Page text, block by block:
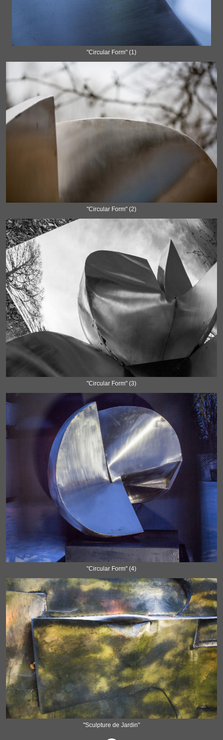
"Circular Form" (1)
"Circular Form" (2)
"Circular Form" (3)
"Circular Form" (4)
"Sculpture de Jardin"